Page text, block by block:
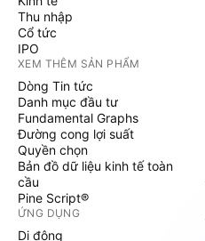
Thu nhập
Cổ tức
IPO
XEM THÊM SẢN PHẨM
Dòng Tin tức
Danh mục đầu tư
Fundamental Graphs
Đường cong lợi suất
Quyền chọn
Bản đồ dữ liệu kinh tế toàn
cầu
Pine Script®
ỨNG DỤNG
Di động